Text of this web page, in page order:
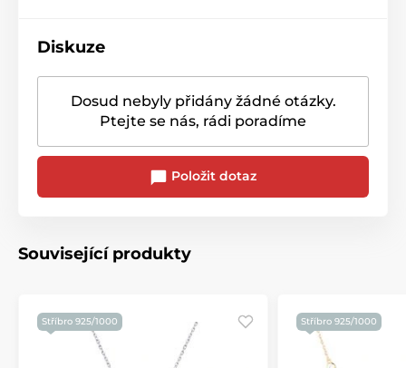
Diskuze
Dosud nebyly přidány žádné otázky.
Ptejte se nás, rádi poradíme
Položit dotaz
Související produkty
Stříbro 925/1000 Stříbro 925/1000